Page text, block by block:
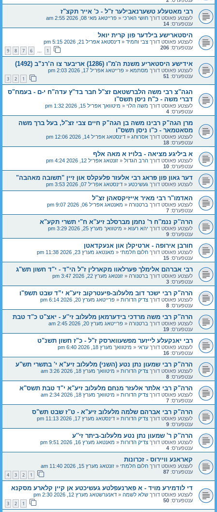
רבי מאטעלע טשערנאבילער ז"ל - כ' אייר תקצ"ז
לעצטע פאוסט דורך חושי הארכי « פרייטאג מאי 08, 2026 2:55 am
ענטפערס: 14
היסטארישע בילדער פון קרית יואל
לעצטע פאוסט דורך צבי וחמיד « דינסטאג אפריל 21, 2026 5:15 pm
ענטפערס: 206
1
…
6
7
8
9
אידישע היסטאריע משנת ה'מ"ו (1286) אריבער צו ה’רנ”ב (1492)
לעצטע פאוסט דורך מסתמא « פרייטאג אפריל 17, 2026 2:03 pm
ענטפערס: 51
1
2
3
הגה"צ רבי משה הלברשטאם זצ"ל חבר בד"ץ עדה"ח י-ם - בעמח"ס
דברי משה - כ"ח ניסן תשס"ו
לעצטע פאוסט דורך משה הלוי « מיטוואך אפריל 15, 2026 1:32 pm
ענטפערס: 4
מרן הגה"ק רבינו משה בן הגה"ק חיים צבי זצ"ל, בעל ברך משה
מסאטמאר - כ"ו ניסן תשס"ו
לעצטע פאוסט דורך אסרוחג « דינסטאג אפריל 14, 2026 12:06 pm
ענטפערס: 18
א ביליגע מציאה - בלויז א מאה אלף
לעצטע פאוסט דורך הרב הגדול « זונטאג אפריל 12, 2026 4:24 pm
ענטפערס: 10
דער גאון פון פּראג רבי אלעזר פלעקלס און זיין "תשובה מאהבה"
לעצטע פאוסט דורך געשיכטע « דינסטאג אפריל 07, 2026 3:53 pm
האדמו"ר רבי מאיר אייזיקסאהן זצ''ל
לעצטע פאוסט דורך ברטנורה « מאנטאג אפריל 06, 2026 9:07 pm
ענטפערס: 7
הרה''ק ננמ''ח ר' נחמן מברסלב זיע''א ח"י תשרי תקע"א
לעצטע פאוסט דורך יהא רעוא « מיטוואך מערץ 25, 2026 3:29 pm
ענטפערס: 9
חורבן אירופה - ארטיקלן און אנעקדאטן
לעצטע פאוסט דורך חלום חלמתי « מאנטאג מערץ 23, 2026 11:38 pm
ענטפערס: 15
רבי אברהם אלימלך פערלאוו מקארלין ז"ל הי"ד - י"ד חשון תש"ג
לעצטע פאוסט דורך ברטנורה « זונטאג מערץ 22, 2026 3:47 pm
ענטפערס: 3
הרה"ק רבי ישכר דוב מלעלוב-פיעטרקוב זיע''א י”ד שבט תשפ"ו
לעצטע פאוסט דורך צדיק הדורות « פרייטאג מערץ 20, 2026 6:14 pm
ענטפערס: 8
הרה''ק רבי משה מרדכי בידערמאן מלעלוב זי''ע - יאצ"ט כ"ד טבת
לעצטע פאוסט דורך ברטנורה « פרייטאג מערץ 20, 2026 2:45 am
ענטפערס: 19
רבי יאנקעלע לייזער מפשעווארסק ז"ל - כ"ז חשון תשנ"ט
לעצטע פאוסט דורך עראי « מיטוואך מערץ 18, 2026 6:40 pm
ענטפערס: 16
הרה"ק רבי שמעון נתן נטע (השני) מלעלוב זיע"א י' בתשרי תש"ע
לעצטע פאוסט דורך צדיק הדורות « מיטוואך מערץ 18, 2026 3:26 am
ענטפערס: 8
הרה"ק רבי אלתר אלעזר מנחם מלעלוב זיע"א י"ד טבת תשס"א
לעצטע פאוסט דורך צדיק הדורות « מיטוואך מערץ 18, 2026 2:34 am
ענטפערס: 7
הרה"ק רבי אברהם שלמה מלעלוב זיע"א - ט"ז שבט תש"ס
לעצטע פאוסט דורך צדיק הדורות « דינסטאג מערץ 17, 2026 11:13 pm
ענטפערס: 9
הרה''ק ר' שמעון נתן נטע מלעלוב-ביתר זי''ע
לעצטע פאוסט דורך צדיק הדורות « מאנטאג מערץ 16, 2026 9:51 pm
ענטפערס: 4
קאראנע וויירוס - זכרונות
לעצטע פאוסט דורך חלום חלמתי « זונטאג מערץ 15, 2026 11:40 am
ענטפערס: 87
1
2
3
4
די לודמירע מויד - א פארנעפלטע געשיכטע אן קיין קלארע מסקנא
לעצטע פאוסט דורך שלא לשמה « דאנערשטאג מערץ 12, 2026 2:30 pm
ענטפערס: 50
1
2
3